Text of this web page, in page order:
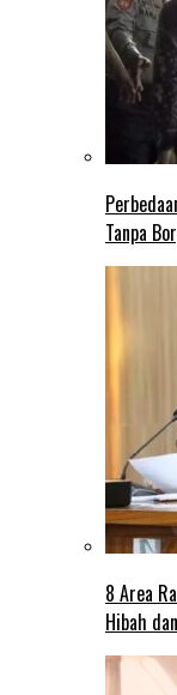
Tanpa
8 Area
Hibah